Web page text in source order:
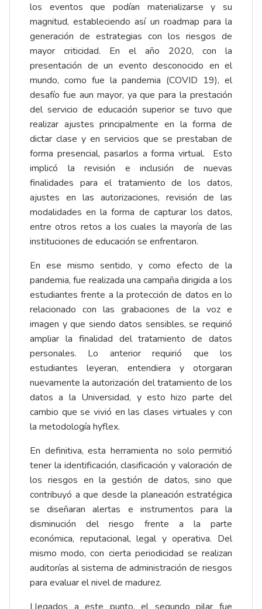
los eventos que podían materializarse y su
magnitud, estableciendo así un roadmap para la
generación de estrategias con los riesgos de
mayor criticidad. En el año 2020, con la
presentación de un evento desconocido en el
mundo, como fue la pandemia (COVID 19), el
desafío fue aun mayor, ya que para la prestación
del servicio de educación superior se tuvo que
realizar ajustes principalmente en la forma de
dictar clase y en servicios que se prestaban de
forma presencial, pasarlos a forma virtual. Esto
implicó la revisión e inclusión de nuevas
finalidades para el tratamiento de los datos,
ajustes en las autorizaciones, revisión de las
modalidades en la forma de capturar los datos,
entre otros retos a los cuales la mayoría de las
instituciones de educación se enfrentaron.
En ese mismo sentido, y como efecto de la
pandemia, fue realizada una campaña dirigida a los
estudiantes frente a la protección de datos en lo
relacionado con las grabaciones de la voz e
imagen y que siendo datos sensibles, se requirió
ampliar la finalidad del tratamiento de datos
personales. Lo anterior requirió que los
estudiantes leyeran, entendiera y otorgaran
nuevamente la autorización del tratamiento de los
datos a la Universidad, y esto hizo parte del
cambio que se vivió en las clases virtuales y con
la metodología hyflex.
En definitiva, esta herramienta no solo permitió
tener la identificación, clasificación y valoración de
los riesgos en la gestión de datos, sino que
contribuyó a que desde la planeación estratégica
se diseñaran alertas e instrumentos para la
disminución del riesgo frente a la parte
económica, reputacional, legal y operativa. Del
mismo modo, con cierta periodicidad se realizan
auditorías al sistema de administración de riesgos
para evaluar el nivel de madurez.